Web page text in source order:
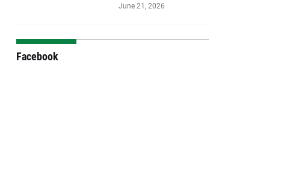
June 21, 2026
Facebook